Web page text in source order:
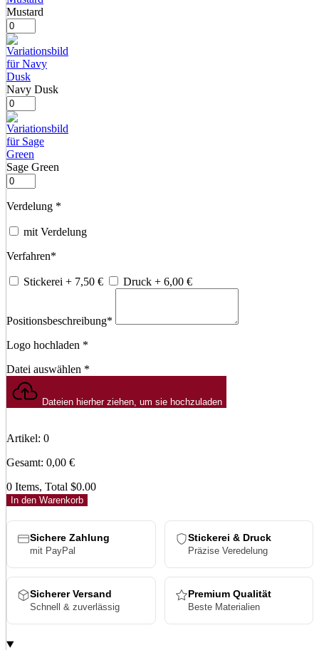
Mustard
Navy Dusk
Sage Green
Verdelung *
mit Verdelung
Verfahren*
Stickerei + 7,50 € Druck + 6,00 €
Positionsbeschreibung*
Logo hochladen *
Datei auswählen *
Dateien hierher ziehen, um sie hochzuladen
Artikel: 0
Gesamt: 0,00 €
0 Items, Total $0.00
In den Warenkorb
Sichere Zahlung
mit PayPal
Stickerei & Druck
Präzise Veredelung
Sicherer Versand
Schnell & zuverlässig
Premium Qualität
Beste Materialien